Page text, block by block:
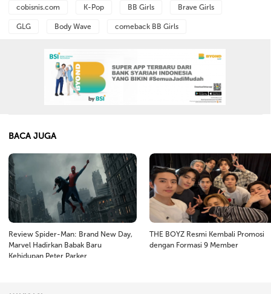
cobisnis.com K-Pop BB Girls Brave Girls
GLG Body Wave comeback BB Girls
BACA JUGA
Review Spider-Man: Brand New Day,
Marvel Hadirkan Babak Baru
Kehidupan Peter Parker
THE BOYZ Resmi Kembali Promosi
dengan Formasi 9 Member